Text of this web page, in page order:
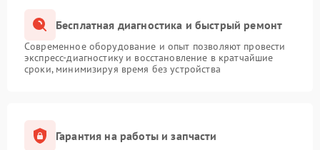
Бесплатная диагностика и быстрый ремонт
Современное оборудование и опыт позволяют провести
экспресс-диагностику и восстановление в кратчайшие
сроки, минимизируя время без устройства
Гарантия на работы и запчасти